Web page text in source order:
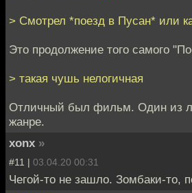
> Смотрел *поезд в Пусан* или
Это продолжение того самого
> такая чушь нелогичная
Отличный был фильм. Один из
жанре.
xonx »
#11 | 03.04.20 00:31
Чегой-то не зашло. Зомбаки-то,